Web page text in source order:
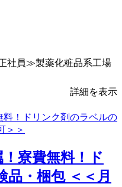
社員≫製薬化粧品系工場
詳細を表示
寮費無料！ド
・梱包 ＜＜月